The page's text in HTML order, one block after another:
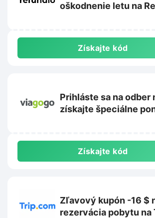
oškodnenie letu na
Získajte kód
Prihláste sa na odber
získajte špeciálne
Získajte kód
Zľavový kupón -16 $
rezervácia pobytu na